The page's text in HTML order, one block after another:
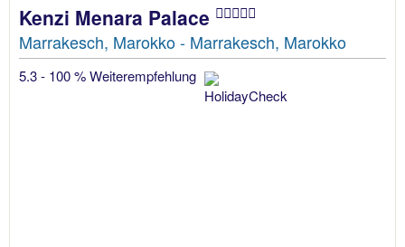
Kenzi Menara Palace
Marrakesch, Marokko - Marrakesch, Marokko
5.3 - 100 % Weiterempfehlung